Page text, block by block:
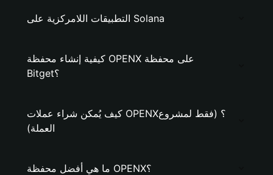
التطبيقات اللامركزية على Solana
كيفية إنشاء محفظة OPENX على محفظة
Bitget؟
كيف يُمكن شراء عملات OPENX؟ (فقط لمشروع
العملة)
ما هي أفضل محفظة OPENX؟